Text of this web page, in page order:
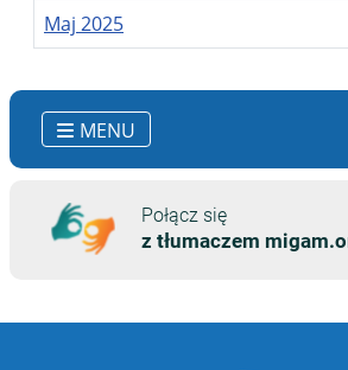
MENU
Maj 2025